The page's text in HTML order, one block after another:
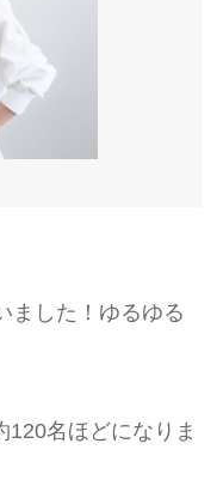
ました！ゆるゆる
名ほどになりま